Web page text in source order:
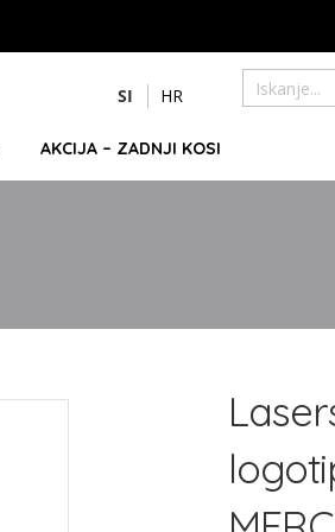
na
SI HR
AKCIJA – ZADNJI KOSI